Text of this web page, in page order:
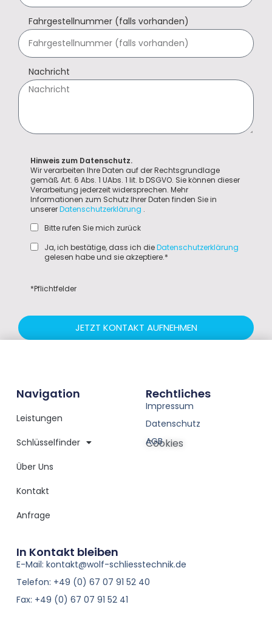
Fahrgestellnummer (falls vorhanden)
Nachricht
Hinweis zum Datenschutz.
Wir verarbeiten Ihre Daten auf der Rechtsgrundlage
gemäß Art. 6 Abs. 1 UAbs. 1 lit. b DSGVO. Sie können dieser
Verarbeitung jederzeit widersprechen. Mehr
Informationen zum Schutz Ihrer Daten finden Sie in
unsererDatenschutzerklärung .
Bitte rufen Sie mich zurück
Ja, ich bestätige, dass ich dieDatenschutzerklärung
gelesen habe und sie akzeptiere.*
*Pflichtfelder
JETZT KONTAKT AUFNEHMEN
In Kontakt bleiben
E-Mail: kontakt@wolf-schliesstechnik.de
Telefon: +49 (0) 67 07 91 52 40
Fax: +49 (0) 67 07 91 52 41
Navigation
Leistungen
Schlüsselfinder
Über Uns
Kontakt
Anfrage
Rechtliches
Impressum
Datenschutz
AGB
Cookies